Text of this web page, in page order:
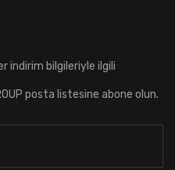
indirim bilgileriyle ilgili
posta listesine abone olun.